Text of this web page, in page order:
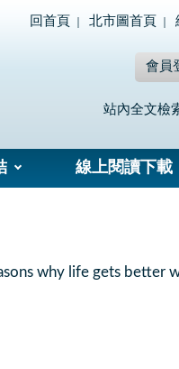
回首頁 北市圖首頁
會員
站內全文檢
線上閱讀下載
why life gets better